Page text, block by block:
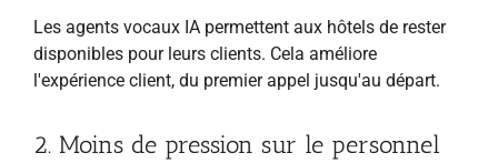
Les agents vocaux IA permettent aux hôtels de rester
disponibles pour leurs clients. Cela améliore
l'expérience client, du premier appel jusqu'au départ.
2. Moins de pression sur le personnel